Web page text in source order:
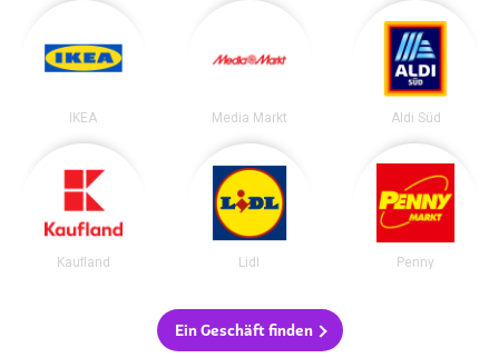
IKEA Media Markt Aldi Süd
Kaufland Lidl Penny
Ein Geschäft finden